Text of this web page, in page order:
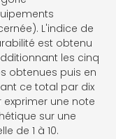
L'indice de
est obtenu
les cinq
obtenues puis en
ce total par dix
exprimer une note
sur une
de 1 à 10.